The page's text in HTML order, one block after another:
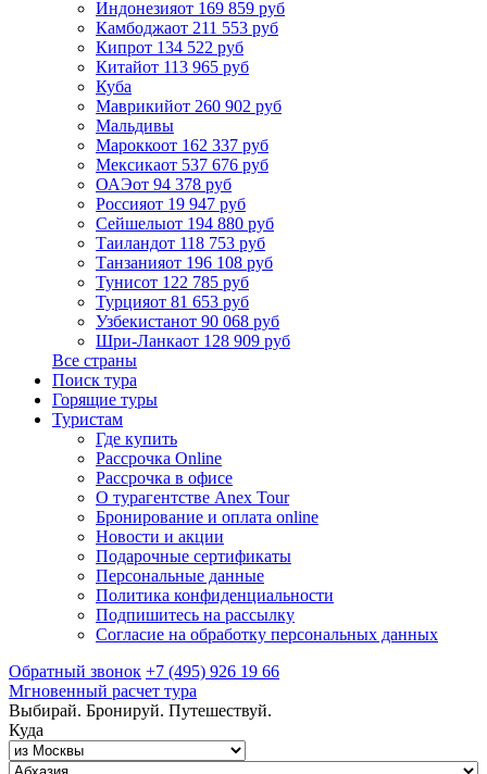
Индонезияот 169 859 руб
Камбоджаот 211 553 руб
Кипрот 134 522 руб
Китайот 113 965 руб
Куба
Маврикийот 260 902 руб
Мальдивы
Мароккоот 162 337 руб
Мексикаот 537 676 руб
ОАЭот 94 378 руб
Россияот 19 947 руб
Сейшелыот 194 880 руб
Таиландот 118 753 руб
Танзанияот 196 108 руб
Тунисот 122 785 руб
Турцияот 81 653 руб
Узбекистанот 90 068 руб
Шри-Ланкаот 128 909 руб
Все страны
Поиск тура
Горящие туры
Туристам
Где купить
Рассрочка Online
Рассрочка в офисе
О турагентстве Anex Tour
Бронирование и оплата online
Новости и акции
Подарочные сертификаты
Персональные данные
Политика конфиденциальности
Подпишитесь на рассылку
Согласие на обработку персональных данных
Обратный звонок +7 (495) 926 19 66
Мгновенный расчет тура
Выбирай. Бронируй. Путешествуй.
Куда